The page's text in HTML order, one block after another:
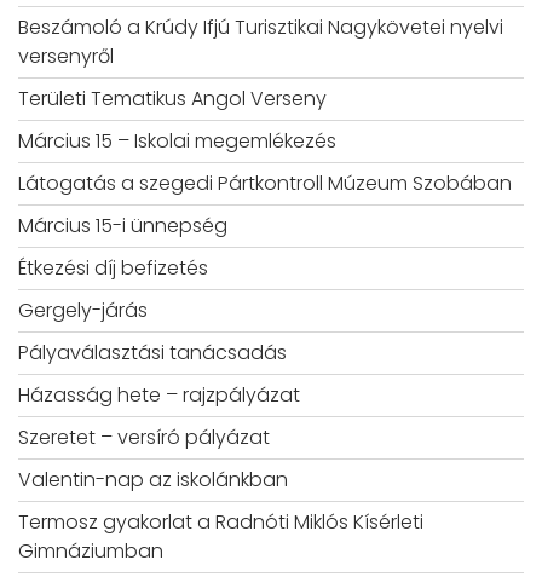
Beszámoló a Krúdy Ifjú Turisztikai Nagykövetei nyelvi
versenyről
Területi Tematikus Angol Verseny
Március 15 – Iskolai megemlékezés
Látogatás a szegedi Pártkontroll Múzeum Szobában
Március 15-i ünnepség
Étkezési díj befizetés
Gergely-járás
Pályaválasztási tanácsadás
Házasság hete – rajzpályázat
Szeretet – versíró pályázat
Valentin-nap az iskolánkban
Termosz gyakorlat a Radnóti Miklós Kísérleti
Gimnáziumban